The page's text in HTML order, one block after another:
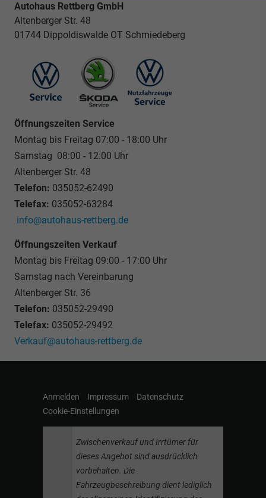
Autohaus Rettberg GmbH
Altenberger Str. 48
01744 Dippoldiswalde OT Schmiedeberg
Öffnungszeiten Service
Montag bis Freitag 07:00 - 18:00 Uhr
Samstag 08:00 - 12:00 Uhr
Altenberger Str. 48
Telefon: 035052-62490
Telefax: 035052-63284
info@autohaus-rettberg.de
Öffnungszeiten Verkauf
Montag bis Freitag 09:00 - 17:00 Uhr
Samstag nach Vereinbarung
Altenberger Str. 36
Telefon: 035052-29490
Telefax: 035052-29492
Verkauf@autohaus-rettberg.de
Anmelden Impressum
Datenschutz
Cookie-Einstellungen
Zwischenverkauf und Irrtümer für
dieses Angebot sind ausdrücklich
vorbehalten. Die
Fahrzeugbeschreibung dient lediglich